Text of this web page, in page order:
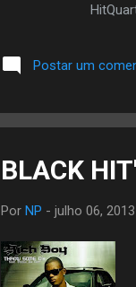
Postar um
BLACK
Por NP - julho 06, 2013